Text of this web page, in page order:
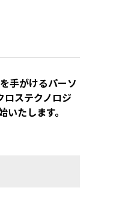
手がけるパーソ
ロステクノロジ
たします。